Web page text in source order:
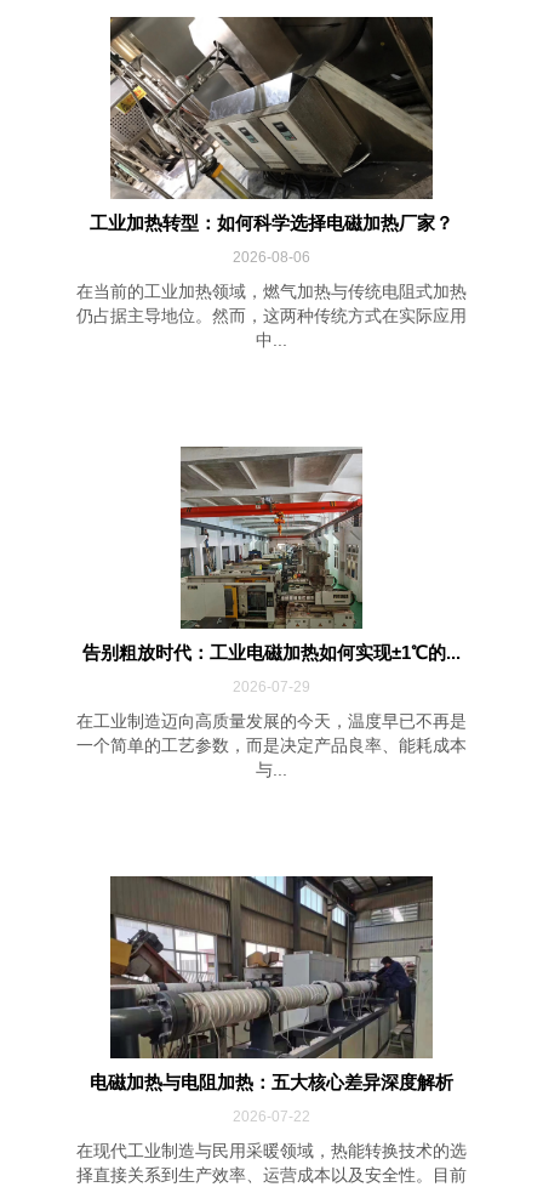
工业加热转型：如何科学选择电磁加热厂家？
2026-08-06
在当前的工业加热领域，燃气加热与传统电阻式加热
仍占据主导地位。然而，这两种传统方式在实际应用
中...
告别粗放时代：工业电磁加热如何实现±1℃的...
2026-07-29
在工业制造迈向高质量发展的今天，温度早已不再是
一个简单的工艺参数，而是决定产品良率、能耗成本
与...
电磁加热与电阻加热：五大核心差异深度解析
2026-07-22
在现代工业制造与民用采暖领域，热能转换技术的选
择直接关系到生产效率、运营成本以及安全性。目前